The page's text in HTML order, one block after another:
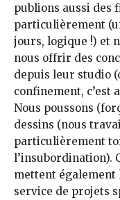
publions aussi des
particulièrement
jours, logique !) et
nous offrir des
depuis leur studio
confinement, c’est
Nous poussons
dessins (nous
particulièrement
l’insubordination).
mettent également
service de projets